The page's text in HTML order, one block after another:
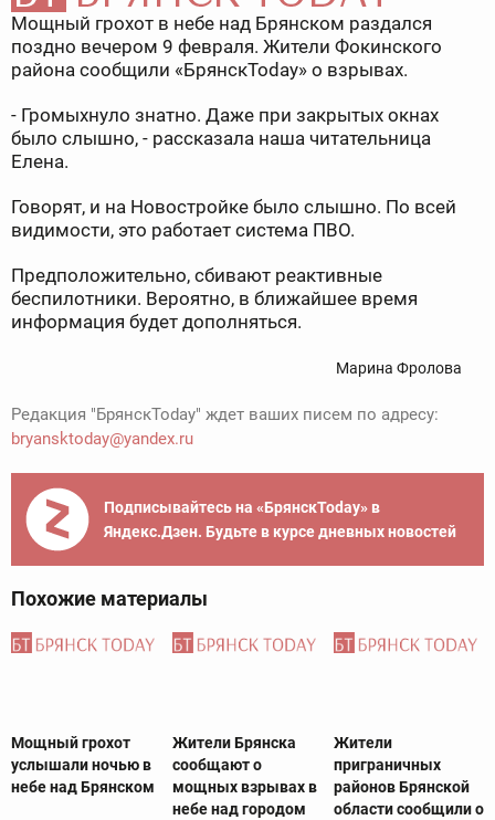
Мощный грохот в небе над Брянском раздался
поздно вечером 9 февраля. Жители Фокинского
района сообщили «БрянскToday» о взрывах.
- Громыхнуло знатно. Даже при закрытых окнах
было слышно, - рассказала наша читательница
Елена.
Говорят, и на Новостройке было слышно. По всей
видимости, это работает система ПВО.
Предположительно, сбивают реактивные
беспилотники. Вероятно, в ближайшее время
информация будет дополняться.
Марина Фролова
Редакция "БрянскToday" ждет ваших писем по адресу:
bryansktoday@yandex.ru
Подписывайтесь на «БрянскToday» в
Яндекс.Дзен. Будьте в курсе дневных новостей
Похожие материалы
Мощный грохот
услышали ночью в
небе над Брянском
Жители Брянска
сообщают о
мощных взрывах в
небе над городом
Жители
приграничных
районов Брянской
области сообщили о